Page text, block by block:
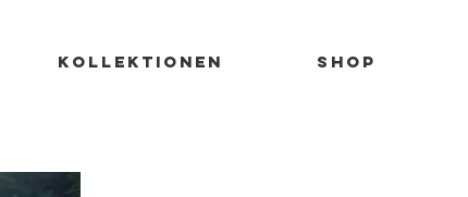
KOLLEKTIONEN SHOP